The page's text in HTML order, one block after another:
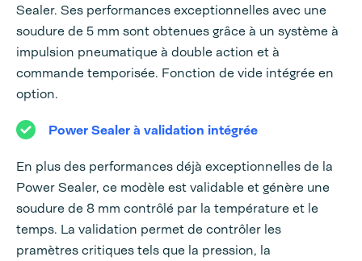
Sealer. Ses performances exceptionnelles avec une
soudure de 5 mm sont obtenues grâce à un système à
impulsion pneumatique à double action et à
commande temporisée. Fonction de vide intégrée en
option.
Power Sealer à validation intégrée
En plus des performances déjà exceptionnelles de la
Power Sealer, ce modèle est validable et génère une
soudure de 8 mm contrôlé par la température et le
temps. La validation permet de contrôler les
pramètres critiques tels que la pression, la